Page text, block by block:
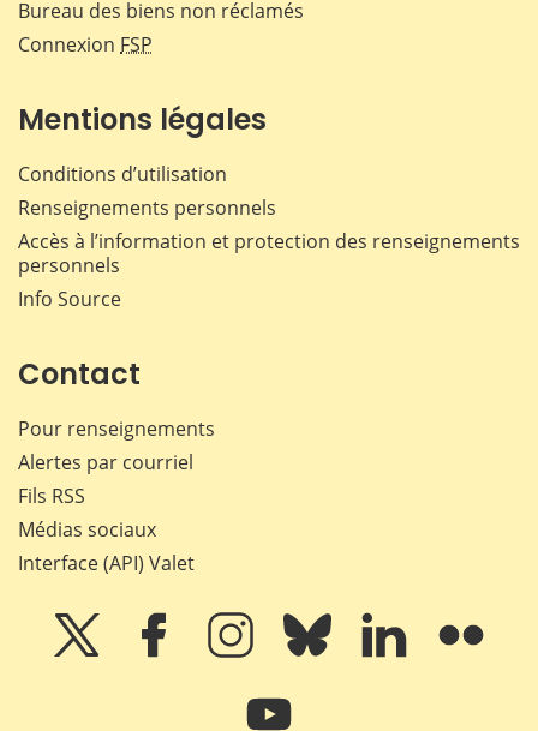
Bureau des biens non réclamés
Connexion FSP
Mentions légales
Conditions d’utilisation
Renseignements personnels
Accès à l’information et protection des renseignements
personnels
Info Source
Contact
Pour renseignements
Alertes par courriel
Fils RSS
Médias sociaux
Interface (API) Valet